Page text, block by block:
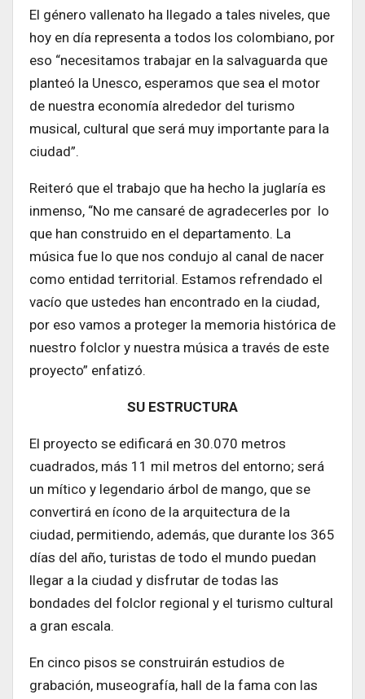
El género vallenato ha llegado a tales niveles, que
hoy en día representa a todos los colombiano, por
eso “necesitamos trabajar en la salvaguarda que
planteó la Unesco, esperamos que sea el motor
de nuestra economía alrededor del turismo
musical, cultural que será muy importante para la
ciudad”.
Reiteró que el trabajo que ha hecho la juglaría es
inmenso, “No me cansaré de agradecerles por lo
que han construido en el departamento. La
música fue lo que nos condujo al canal de nacer
como entidad territorial. Estamos refrendado el
vacío que ustedes han encontrado en la ciudad,
por eso vamos a proteger la memoria histórica de
nuestro folclor y nuestra música a través de este
proyecto” enfatizó.
SU ESTRUCTURA
El proyecto se edificará en 30.070 metros
cuadrados, más 11 mil metros del entorno; será
un mítico y legendario árbol de mango, que se
convertirá en ícono de la arquitectura de la
ciudad, permitiendo, además, que durante los 365
días del año, turistas de todo el mundo puedan
llegar a la ciudad y disfrutar de todas las
bondades del folclor regional y el turismo cultural
a gran escala.
En cinco pisos se construirán estudios de
grabación, museografía, hall de la fama con las